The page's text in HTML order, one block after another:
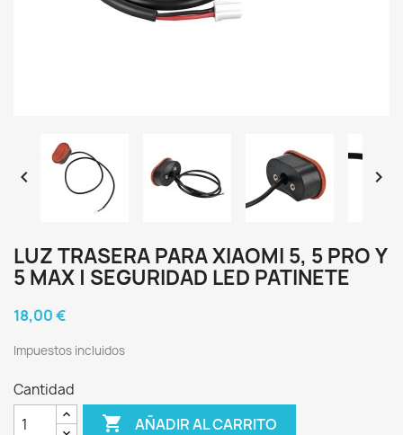
 
LUZ TRASERA PARA XIAOMI 5, 5 PRO Y
5 MAX | SEGURIDAD LED PATINETE
18,00 €
Impuestos incluidos
Cantidad
 AÑADIR AL CARRITO